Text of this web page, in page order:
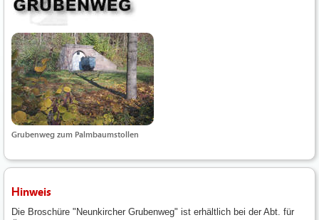
Grubenweg zum Palmbaumstollen
Hinweis
Die Broschüre "Neunkircher Grubenweg" ist erhältlich bei der Abt. für